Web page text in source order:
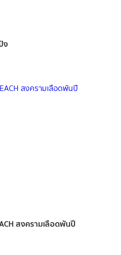
ง
สงครามเลือดพันปี